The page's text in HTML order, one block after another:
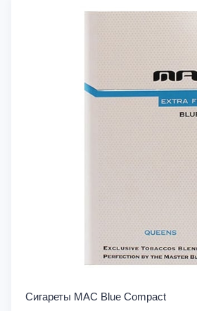
Сигареты MAC Blue Compact